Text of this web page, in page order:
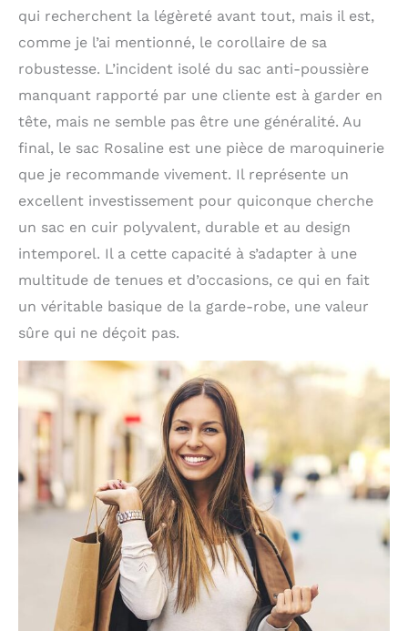
qui recherchent la légèreté avant tout, mais il est,
comme je l’ai mentionné, le corollaire de sa
robustesse. L’incident isolé du sac anti-poussière
manquant rapporté par une cliente est à garder en
tête, mais ne semble pas être une généralité. Au
final, le sac Rosaline est une pièce de maroquinerie
que je recommande vivement. Il représente un
excellent investissement pour quiconque cherche
un sac en cuir polyvalent, durable et au design
intemporel. Il a cette capacité à s’adapter à une
multitude de tenues et d’occasions, ce qui en fait
un véritable basique de la garde-robe, une valeur
sûre qui ne déçoit pas.